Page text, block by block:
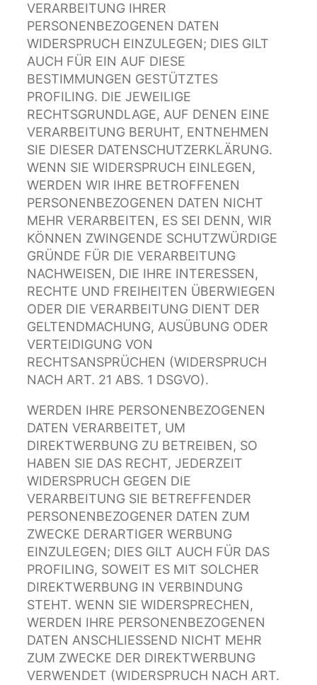
VERARBEITUNG IHRER
PERSONENBEZOGENEN DATEN
WIDERSPRUCH EINZULEGEN; DIES GILT
AUCH FÜR EIN AUF DIESE
BESTIMMUNGEN GESTÜTZTES
PROFILING. DIE JEWEILIGE
RECHTSGRUNDLAGE, AUF DENEN EINE
VERARBEITUNG BERUHT, ENTNEHMEN
SIE DIESER DATENSCHUTZERKLÄRUNG.
WENN SIE WIDERSPRUCH EINLEGEN,
WERDEN WIR IHRE BETROFFENEN
PERSONENBEZOGENEN DATEN NICHT
MEHR VERARBEITEN, ES SEI DENN, WIR
KÖNNEN ZWINGENDE SCHUTZWÜRDIGE
GRÜNDE FÜR DIE VERARBEITUNG
NACHWEISEN, DIE IHRE INTERESSEN,
RECHTE UND FREIHEITEN ÜBERWIEGEN
ODER DIE VERARBEITUNG DIENT DER
GELTENDMACHUNG, AUSÜBUNG ODER
VERTEIDIGUNG VON
RECHTSANSPRÜCHEN (WIDERSPRUCH
NACH ART. 21 ABS. 1 DSGVO).
WERDEN IHRE PERSONENBEZOGENEN
DATEN VERARBEITET, UM
DIREKTWERBUNG ZU BETREIBEN, SO
HABEN SIE DAS RECHT, JEDERZEIT
WIDERSPRUCH GEGEN DIE
VERARBEITUNG SIE BETREFFENDER
PERSONENBEZOGENER DATEN ZUM
ZWECKE DERARTIGER WERBUNG
EINZULEGEN; DIES GILT AUCH FÜR DAS
PROFILING, SOWEIT ES MIT SOLCHER
DIREKTWERBUNG IN VERBINDUNG
STEHT. WENN SIE WIDERSPRECHEN,
WERDEN IHRE PERSONENBEZOGENEN
DATEN ANSCHLIESSEND NICHT MEHR
ZUM ZWECKE DER DIREKTWERBUNG
VERWENDET (WIDERSPRUCH NACH ART.